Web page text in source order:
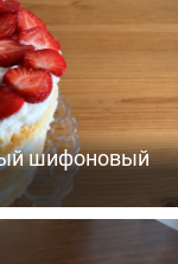
шифоновый